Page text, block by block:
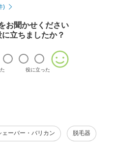
)
お聞かせください
立ちましたか？
役に立った
ェーバー・バリカン 脱毛器